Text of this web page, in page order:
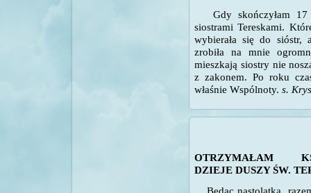
Gdy skończyłam
siostrami Tereskami.
wybierała się do sióstr,
zrobiła na mnie
mieszkają siostry nie
z zakonem. Po roku
właśnie Wspólnoty. s.
OTRZYMAŁAM
DZIEJE DUSZY ŚW.
Będąc nastolatką,